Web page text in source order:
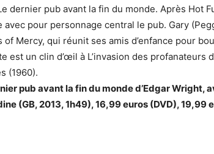
dernier pub avant la fin du monde. Après Hot
avec pour personnage central le pub. Gary
of Mercy, qui réunit ses amis d’enfance pour
est un clin d’œil à L’invasion des profanateurs
(1960).
pub avant la fin du monde d’Edgar Wright,
(GB, 2013, 1h49), 16,99 euros (DVD), 19,99